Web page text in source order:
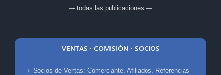
— todas las publicaciones —
VENTAS · COMISIÓN · SOCIOS
Socios de Ventas: Comerciante, Afiliados, Referencias